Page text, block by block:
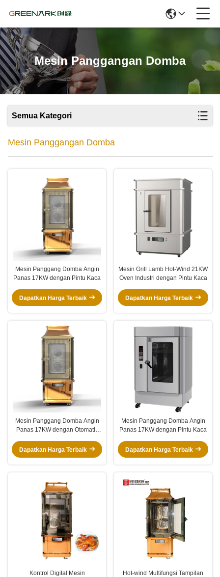
Mesin Panggangan Domba
Semua Kategori
Mesin Panggangan Domba
Mesin Panggang Domba Angin
Panas 17KW dengan Pintu Kaca
Dapatkan Harga Terbaik
Mesin Grill Lamb Hot-Wind 21KW
Oven Industri dengan Pintu Kaca
Dapatkan Harga Terbaik
Mesin Panggang Domba Angin
Panas 17KW dengan Otomatis
Dapatkan Harga Terbaik
Mesin Panggang Domba Angin
Panas 17KW dengan Pintu Kaca
Dapatkan Harga Terbaik
Kontrol Digital Mesin
Hot-wind Multifungsi Tampilan